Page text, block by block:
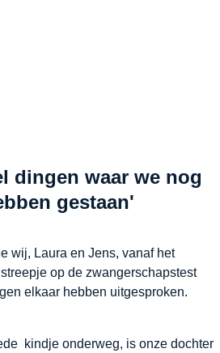
dingen waar we nog
gestaan'
wij, Laura en Jens, vanaf het
op de zwangerschapstest
elkaar hebben uitgesproken.
kindje onderweg, is onze dochter